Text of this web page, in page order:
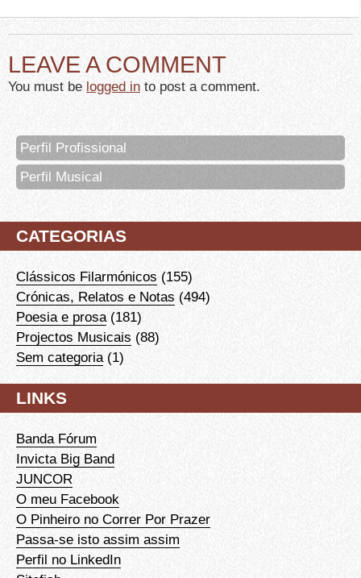
LEAVE A COMMENT
You must be logged in to post a comment.
Perfil Profissional
Perfil Musical
CATEGORIAS
Clássicos Filarmónicos (155)
Crónicas, Relatos e Notas (494)
Poesia e prosa (181)
Projectos Musicais (88)
Sem categoria (1)
LINKS
Banda Fórum
Invicta Big Band
JUNCOR
O meu Facebook
O Pinheiro no Correr Por Prazer
Passa-se isto assim assim
Perfil no LinkedIn